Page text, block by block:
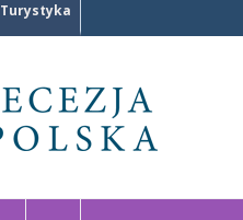
Turystyka